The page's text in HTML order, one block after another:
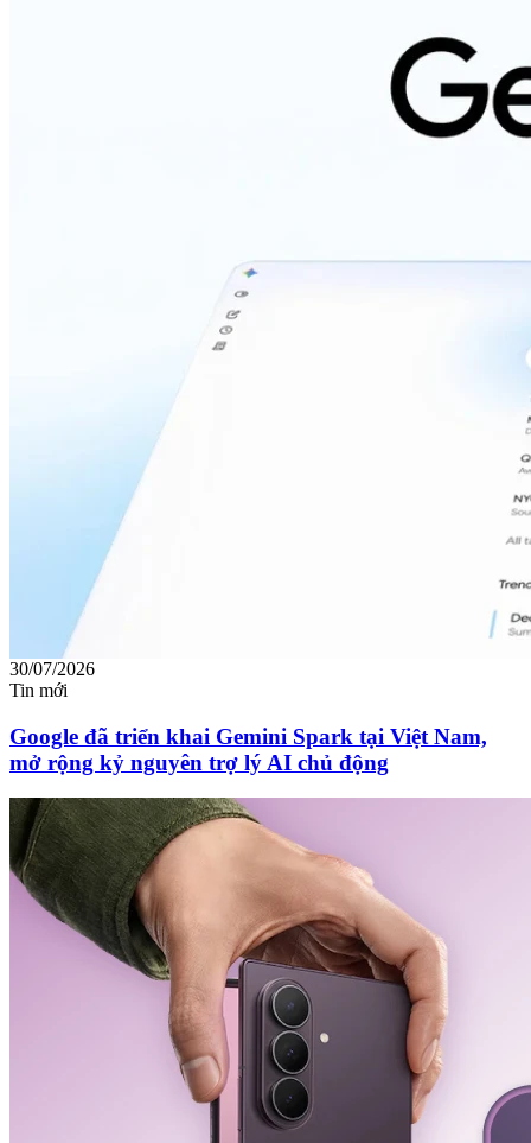
30/07/2026
Tin mới
Google đã triển khai Gemini Spark tại Việt Nam,
mở rộng kỷ nguyên trợ lý AI chủ động